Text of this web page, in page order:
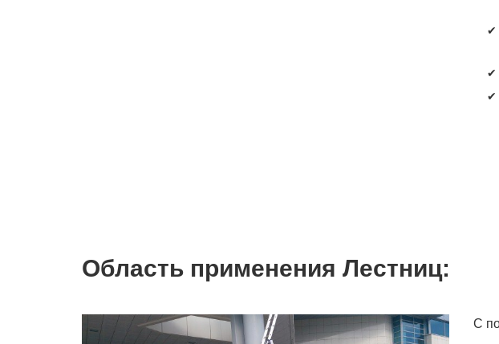
Область применения Лестниц:
С